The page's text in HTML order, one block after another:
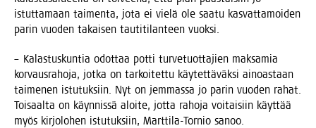
istut­ta­maan tai­men­ta, jota ei vie­lä ole saa­tu kas­vat­ta­moi­den
parin vuo­den takai­sen tau­ti­ti­lan­teen vuoksi.
– Kalas­tus­kun­tia odot­taa pot­ti tur­ve­tuot­ta­jien mak­sa­mia
kor­vaus­ra­ho­ja, jot­ka on tar­koi­tet­tu käy­tet­tä­väk­si ainoas­taan
tai­me­nen istu­tuk­siin. Nyt on jem­mas­sa jo parin vuo­den rahat.
Toi­saal­ta on käyn­nis­sä aloi­te, jot­ta raho­ja voi­tai­siin käyt­tää
myös kir­jo­lo­hen istu­tuk­siin, Mart­ti­la-Tor­nio sanoo.